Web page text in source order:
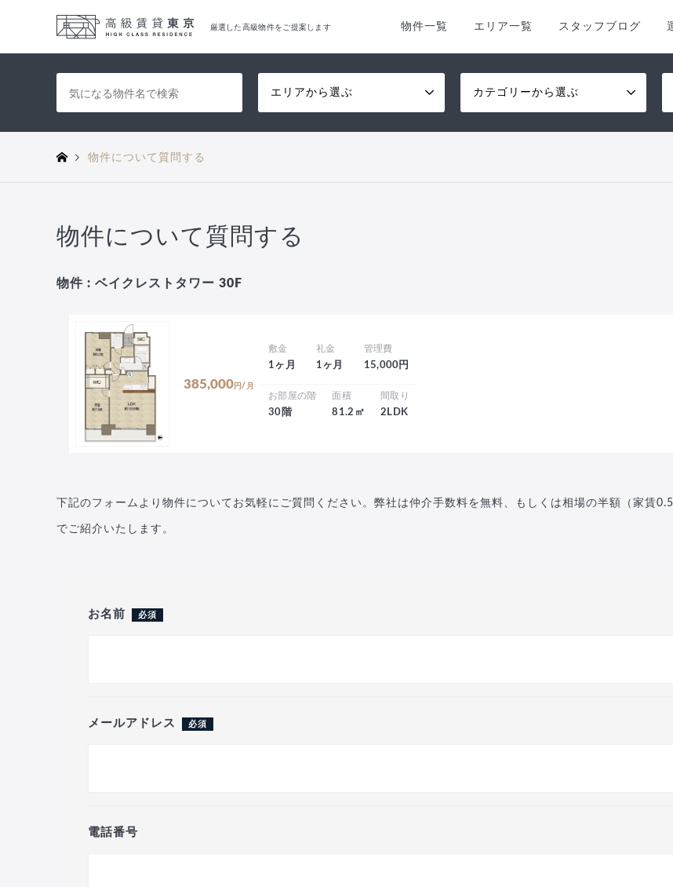
厳選した高級物件をご提案します 物件一覧 エリア一覧 スタッフブログ
エリアから選ぶ カテゴリーから選ぶ
物件について質問する
物件について質問する
物件 : ベイクレストタワー 30F
385,000 円/月
敷金
1ヶ月
礼金
1ヶ月
管理費
15,000円
お部屋の階
30階
面積
81.2㎡
間取り
2LDK
下記のフォームより物件についてお気軽にご質問ください。弊社は仲介手数料を無料、もしくは相場の半額（家賃
でご紹介いたします。
お名前 必須
メールアドレス 必須
電話番号